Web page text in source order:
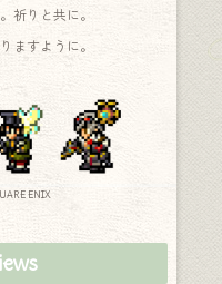
祈りと共に。
ますように。
ENIX